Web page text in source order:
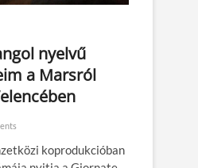
nyelvű
a Marsról
koprodukcióban